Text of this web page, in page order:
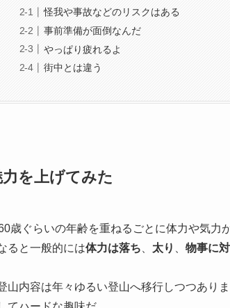
怪我や事故などのリスクはある
事前準備が面倒なんだ
やっぱり疲れるよ
街中とは違う
を上げてみた
歳ぐらいの年齢を重ねるごとに体力や気力
ると一般的には体力は落ち 太り 物事に
山内容は年々ゆるい登山へ移行しつつあり